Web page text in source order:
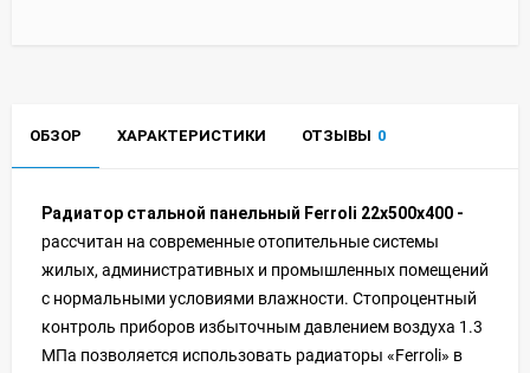
ОБЗОР ХАРАКТЕРИСТИКИ ОТЗЫВЫ 0
Радиатор стальной панельный Ferroli 22x500x400 -
рассчитан на современные отопительные системы
жилых, административных и промышленных помещений
с нормальными условиями влажности. Стопроцентный
контроль приборов избыточным давлением воздуха 1.3
МПа позволяется использовать радиаторы «Ferroli» в